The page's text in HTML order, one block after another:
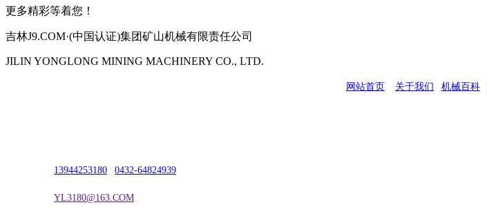
更多精彩等着您！
吉林J9.COM·(中国认证)集团矿山机械有限责任公司
JILIN YONGLONG MINING MACHINERY CO., LTD.
网站首页 关于我们 机械百科
13944253180 0432-64824939
YL3180@163.COM